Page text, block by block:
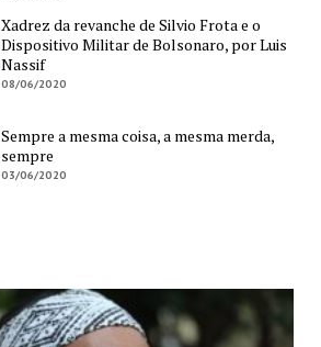
Xadrez da revanche de Silvio Frota e o
Dispositivo Militar de Bolsonaro, por Luis
Nassif
08/06/2020
Sempre a mesma coisa, a mesma merda,
sempre
03/06/2020